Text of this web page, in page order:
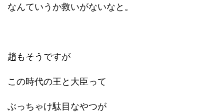
なんていうか救いがないなと。
趙もそうですが
この時代の王と大臣って
ぶっちゃけ駄目なやつが